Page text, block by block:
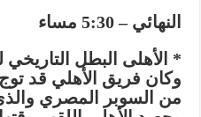
النهائي – 5:30 مساء
* الأهلى البطل
وكان فريق الأهلي قد
من السوبر المصري